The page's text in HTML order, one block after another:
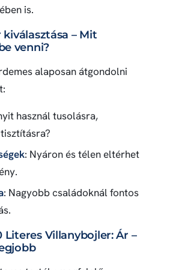
is.
– Mit
venni?
alaposan átgondolni
használ tusolásra,
: Nyáron és télen eltérhet
: Nagyobb családoknál fontos
Literes Villanybojler: Ár –